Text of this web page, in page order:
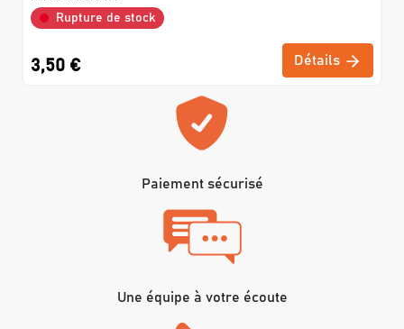
Rupture de stock
3,50 € Détails
Paiement sécurisé
Une équipe à votre écoute